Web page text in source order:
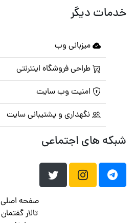
خدمات دیگر
میزبانی وب
طراحی فروشگاه اینترنتی
امنیت وب سایت
نگهداری و پشتیبانی سایت
شبکه های اجتماعی
صفحه اصلی
تالار گفتمان